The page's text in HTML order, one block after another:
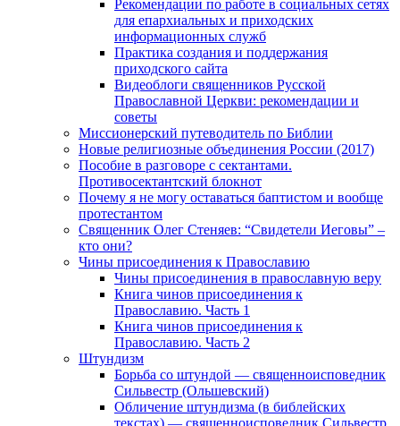
Рекомендации по работе в социальных сетях
для епархиальных и приходских
информационных служб
Практика создания и поддержания
приходского сайта
Видеоблоги священников Русской
Православной Церкви: рекомендации и
советы
Миссионерский путеводитель по Библии
Новые религиозные объединения России (2017)
Пособие в разговоре с сектантами.
Противосектантский блокнот
Почему я не могу оставаться баптистом и вообще
протестантом
Священник Олег Стеняев: “Свидетели Иеговы” –
кто они?
Чины присоединения к Православию
Чины присоединения в православную веру
Книга чинов присоединения к
Православию. Часть 1
Книга чинов присоединения к
Православию. Часть 2
Штундизм
Борьба со штундой — священноисповедник
Сильвестр (Ольшевский)
Обличение штундизма (в библейских